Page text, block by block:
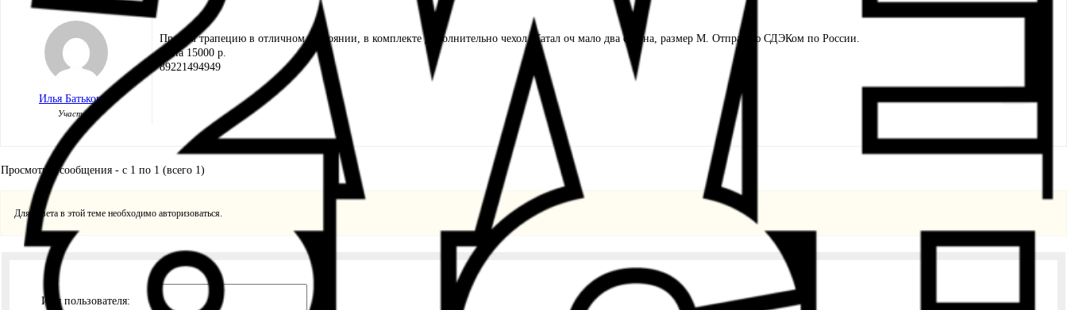
Илья Батькович
Участник
Продам трапецию в отличном состоянии, в комплекте дополнительно чехол. Катал оч мало два сезона, размер М. Отправлю СДЭКом по России.
Цена 15000 р.
89221494949
Просмотр 1 сообщения - с 1 по 1 (всего 1)
Для ответа в этой теме необходимо авторизоваться.
Имя пользователя: